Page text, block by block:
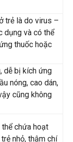
trẻ là do virus –
dụng và có thể
thuốc hoặc
dễ bị kích ứng
nóng, cao dán,
cũng không
chứa hoạt
nhỏ, thậm chí